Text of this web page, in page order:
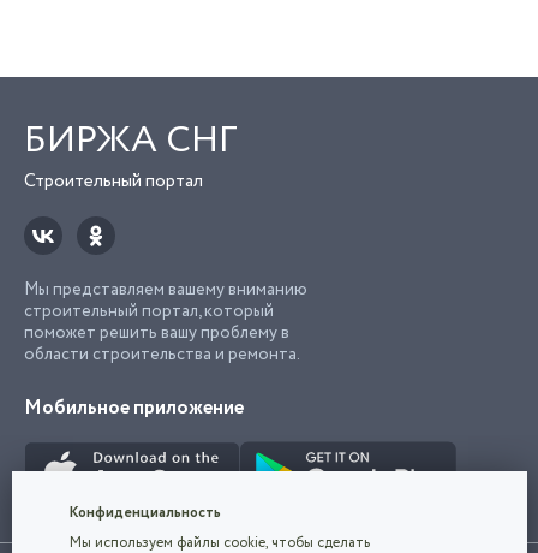
БИРЖА СНГ
Строительный портал
Мы представляем вашему вниманию
строительный портал, который
поможет решить вашу проблему в
области строительства и ремонта.
Мобильное приложение
Конфиденциальность
Мы используем файлы cookie, чтобы сделать
Попробуйте
приложение "Биржа
Строительный портал,
специалистами России